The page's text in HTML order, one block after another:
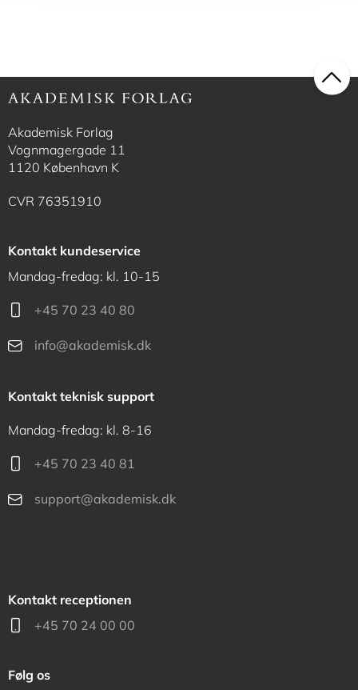
Akademisk Forlag
Vognmagergade 11
1120 København K
CVR 76351910
Kontakt kundeservice
Mandag-fredag: kl. 10-15
+45 70 23 40 80
info@akademisk.dk
Kontakt teknisk support
Mandag-fredag: kl. 8-16
+45 70 23 40 81
support@akademisk.dk
Kontakt receptionen
+45 70 24 00 00
Følg os